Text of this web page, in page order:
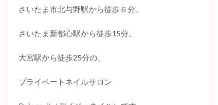
さいたま市北与野駅から徒歩６分、
さいたま新都心駅から徒歩15分、
大宮駅から徒歩25分の、
プライベートネイルサロン